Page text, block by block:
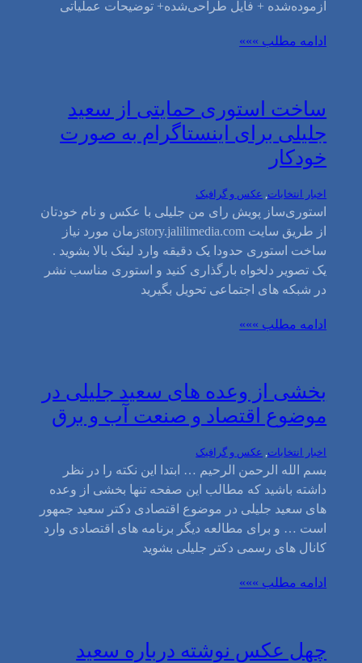
آزموده‌شده + فایل طراحی‌شده+ توضیحات عملیاتی
ادامه مطلب »»»
ساخت استوری حمایتی از سعید
جلیلی برای اینستاگرام به صورت
خودکار
اخبار انتخابات عکس و گرافیک
استوری‌ساز پویش رای من جلیلی با عکس و نام خودتان
از طریق سایت story.jalilimedia.comزمان مورد نیاز
ساخت استوری حدودا یک دقیقه وارد لینک بالا بشوید .
یک تصویر دلخواه بارگذاری کنید و استوری مناسب نشر
در شبکه های اجتماعی تحویل بگیرید
ادامه مطلب »»»
بخشی از وعده های سعید جلیلی در
موضوع اقتصاد و صنعت آب و برق
اخبار انتخابات, عکس و گرافیک
بسم الله الرحمن الرحیم … ابتدا این نکته را در نظر
داشته باشید که مطالب این صفحه تنها بخشی از وعده
های سعید جلیلی در موضوع اقتصادی دکتر سعید جمهور
است … و برای مطالعه دیگر برنامه های اقتصادی وارد
کانال های رسمی دکتر جلیلی بشوید
ادامه مطلب »»»
چهل عکس نوشته درباره سعید